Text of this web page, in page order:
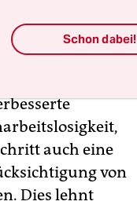
auch eine
von
Dies lehnt
Schon dabei!